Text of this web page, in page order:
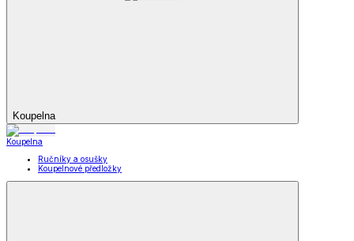
Koupelna
Koupelna
Ručníky a osušky
Koupelnové předložky